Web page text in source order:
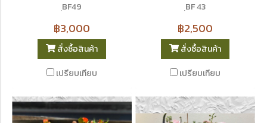
ฺBF49
฿3,000
สั่งซื้อสินค้า
เปรียบเทียบ
ฺBF 43
฿2,500
สั่งซื้อสินค้า
เปรียบเทียบ